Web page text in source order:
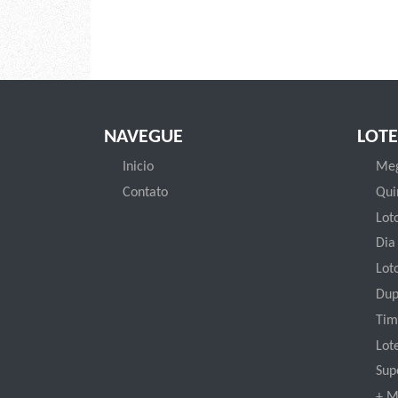
NAVEGUE
Inicio
Contato
Dia